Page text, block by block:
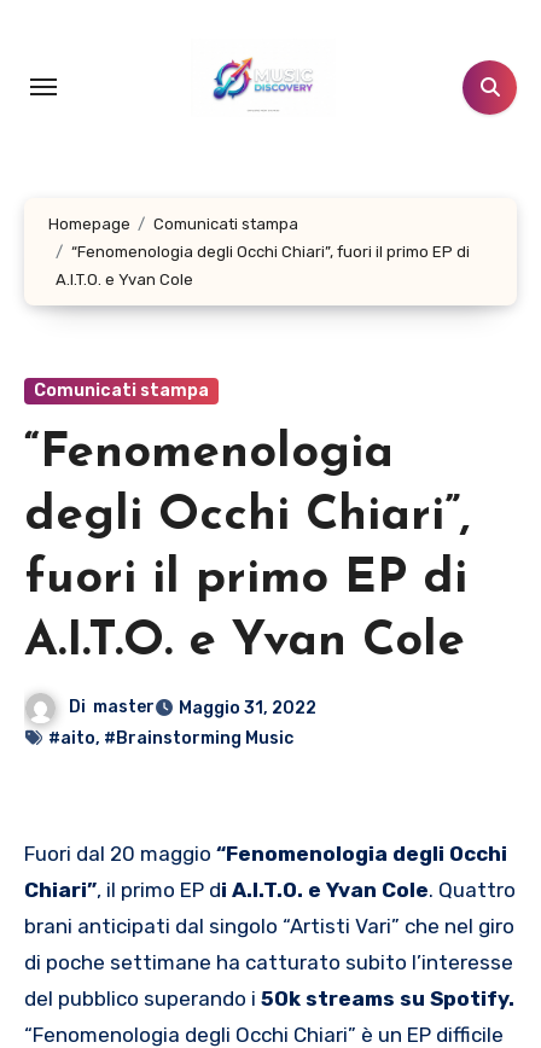
contenuto
Homepage
Comunicati stampa
“Fenomenologia degli Occhi Chiari”, fuori il primo EP di
A.I.T.O. e Yvan Cole
Comunicati stampa
“Fenomenologia
degli Occhi Chiari”,
fuori il primo EP di
A.I.T.O. e Yvan Cole
Di master
Maggio 31, 2022
#aito, #Brainstorming Music
Fuori dal 20 maggio “Fenomenologia degli Occhi
Chiari”, il primo EP di A.I.T.O. e Yvan Cole. Quattro
brani anticipati dal singolo “Artisti Vari” che nel giro
di poche settimane ha catturato subito l’interesse
del pubblico superando i 50k streams su Spotify.
“Fenomenologia degli Occhi Chiari” è un EP difficile